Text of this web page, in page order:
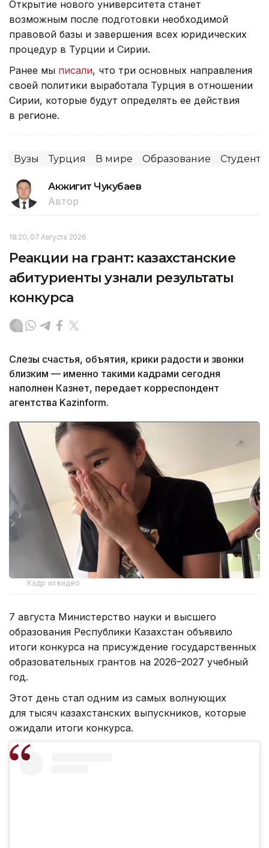
Открытие нового университета станет
возможным после подготовки необходимой
правовой базы и завершения всех юридических
процедур в Турции и Сирии.
Ранее мы писали, что три основных направления
своей политики выработала Турция в отношении
Сирии, которые будут определять ее действия
в регионе.
Вузы Турция В мире Образование Студенты
Акжигит Чукубаев
Автор
18:20, 07 Августа 2026
Реакции на грант: казахстанские
абитуриенты узнали результаты
конкурса
Слезы счастья, объятия, крики радости и звонки
близким — именно такими кадрами сегодня
наполнен Казнет, передает корреспондент
агентства Kazinform.
Кадр из видео
7 августа Министерство науки и высшего
образования Республики Казахстан объявило
итоги конкурса на присуждение государственных
образовательных грантов на 2026–2027 учебный
год.
Этот день стал одним из самых волнующих
для тысяч казахстанских выпускников, которые
ожидали итоги конкурса.